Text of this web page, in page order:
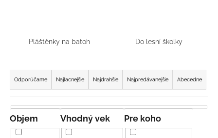
Pláštěnky na batoh Do lesní školky
R
a
d
e
n
i
Odporúčame Najlacnejšie Najdrahšie Najpredávanejšie Abecedne
Objem Pre koho
Vhodný vek
O
d
p
o